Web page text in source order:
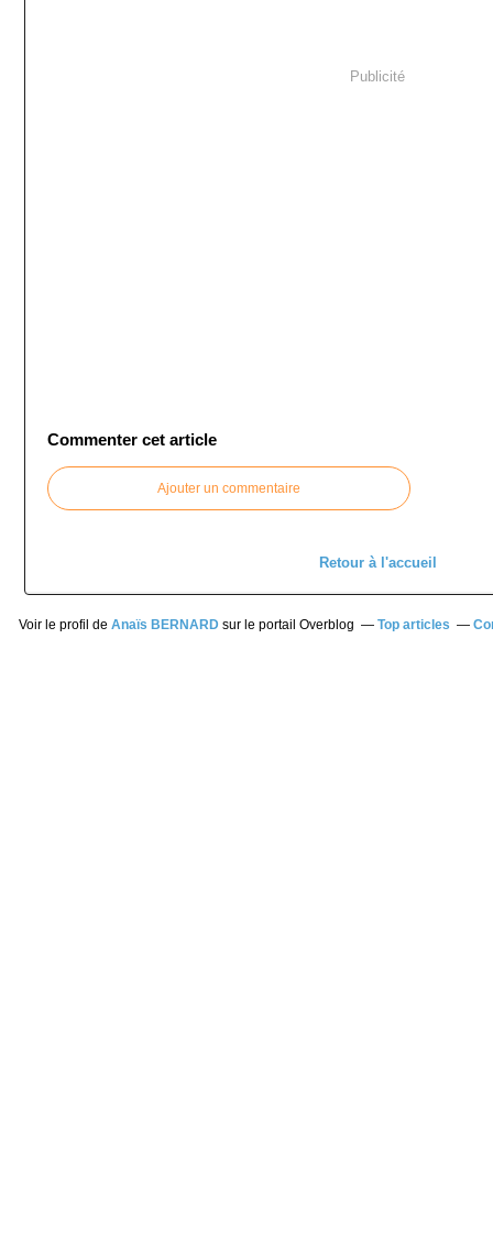
Publicité
Commenter cet article
Ajouter un commentaire
Retour à l'accueil
Voir le profil de Anaïs BERNARDsur le portail Overblog Top articles